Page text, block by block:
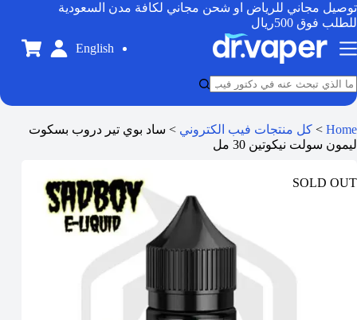
توصيل مجاني للرياض او شحن مجاني لكافة مدن السعودية
للطلب فوق 500ريال
English
Home
> كل منتجات فيب الكتروني > ساد بوي تير دروب بسكوت
ليمون سولت نيكوتين 30 مل
SOLD OUT